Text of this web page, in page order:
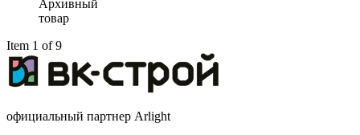
Архивный
товар
Item 1 of 9
официальный партнер Arlight